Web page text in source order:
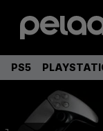
PS5